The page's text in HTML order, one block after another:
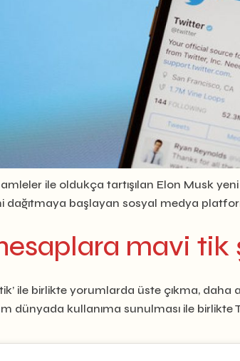
ile oldukça tartışılan Elon Musk
dağıtmaya başlayan sosyal medya
mavi tik
tik’ ile birlikte yorumlarda üste çıkma,
dünyada kullanıma sunulması ile birlikte